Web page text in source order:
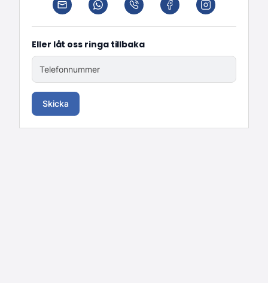
Eller låt oss ringa tillbaka
Telefonnummer
Skicka